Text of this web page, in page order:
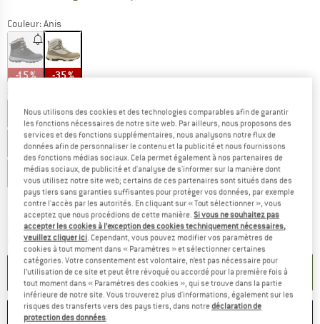
Couleur:Anis
-15 % -35 %
EU35,5 EU36 EU37 EU37,5 EU38
EU39 EU39,5 EU40 EU40,5
EU41 EU42 EU42,5 EU43
Guide des tailles
Délai de livraison: 3-5 jours ouvrablesLe lien s'ouvre dans une boîte
Quantité:
AJOUTER AU PANIER
ENREGISTRER COMPARER
Nous utilisons des cookies et des technologies comparables afin de garantir
les fonctions nécessaires de notre site web. Par ailleurs, nous proposons des
services et des fonctions supplémentaires, nous analysons notre flux de
données afin de personnaliser le contenu et la publicité et nous fournissons
des fonctions médias sociaux. Cela permet également à nos partenaires de
médias sociaux, de publicité et d'analyse de s'informer sur la manière dont
vous utilisez notre site web; certains de ces partenaires sont situés dans des
pays tiers sans garanties suffisantes pour protéger vos données, par exemple
contre l'accès par les autorités. En cliquant sur « Tout sélectionner », vous
acceptez que nous procédions de cette manière.Si vous ne souhaitez pas
accepter les cookies à l’exception des cookies techniquement nécessaires,
veuillez cliquer ici. Cependant, vous pouvez modifier vos paramètres de
cookies à tout moment dans « Paramètres » et sélectionner certaines
catégories. Votre consentement est volontaire, n’est pas nécessaire pour
l’utilisation de ce site et peut être révoqué ou accordé pour la première fois à
tout moment dans « Paramètres des cookies », qui se trouve dans la partie
inférieure de notre site. Vous trouverez plus d'informations, également sur les
risques des transferts vers des pays tiers, dans notredéclaration de
protection des données.